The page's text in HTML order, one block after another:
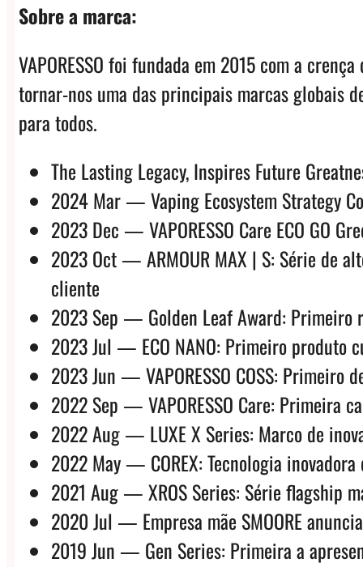
Sobre a marca:
VAPORESSO foi fundada em 2015 com a
tornar-nos uma das principais marcas globais
para todos.
The Lasting Legacy, Inspires Future
2024 Mar — Vaping Ecosystem Strategy
2023 Dec — VAPORESSO Care ECO GO
2023 Oct — ARMOUR MAX | S: Série de
cliente
2023 Sep — Golden Leaf Award: Primeiro
2023 Jul — ECO NANO: Primeiro produto
2023 Jun — VAPORESSO COSS: Primeiro
2022 Sep — VAPORESSO Care: Primeira
2022 Aug — LUXE X Series: Marco de
2022 May — COREX: Tecnologia
2021 Aug — XROS Series: Série flagship
2020 Jul — Empresa mãe SMOORE
2019 Jun — Gen Series: Primeira a